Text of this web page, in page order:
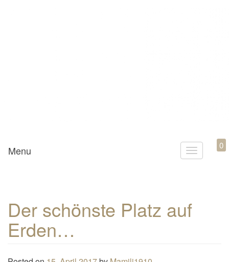
Mamili1910
T
l
Menu 0
Der schönste Platz auf
Erden…